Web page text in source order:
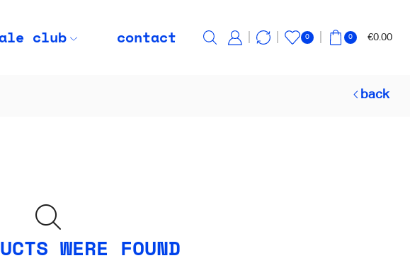
club contact 0 0 €0.00
back
WERE FOUND